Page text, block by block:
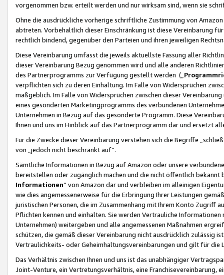
vorgenommen bzw. erteilt werden und nur wirksam sind, wenn sie
Ohne die ausdrückliche vorherige schriftliche Zustimmung von
abtreten. Vorbehaltlich dieser Einschränkung ist diese Vereinbarung
rechtlich bindend, gegenüber den Parteien und ihren jeweiligen
Diese Vereinbarung umfasst die jeweils aktuellste Fassung aller
dieser Vereinbarung Bezug genommen wird und alle anderen
des Partnerprogramms zur Verfügung gestellt werden („
verpflichten sich zu deren Einhaltung. Im Falle von Widersprüchen
maßgeblich. Im Falle von Widersprüchen zwischen dieser
eines gesonderten Marketingprogramms des verbundenen
Unternehmen in Bezug auf das gesonderte Programm. Diese
Ihnen und uns im Hinblick auf das Partnerprogramm dar und ersetzt
Für die Zwecke dieser Vereinbarung verstehen sich die Begriffe
von „jedoch nicht beschränkt auf“.
Sämtliche Informationen in Bezug auf Amazon oder unsere
bereitstellen oder zugänglich machen und die nicht öffentlich
Informationen“ von Amazon dar und verbleiben im alleinigen
wie dies angemessenerweise für die Erbringung Ihrer Leistungen
juristischen Personen, die im Zusammenhang mit Ihrem Konto
Pflichten kennen und einhalten. Sie werden Vertrauliche
Unternehmen) weitergeben und alle angemessenen Maßnahmen
schützen, die gemäß dieser Vereinbarung nicht ausdrücklich zulässig
Vertraulichkeits- oder Geheimhaltungsvereinbarungen und gilt für die
Das Verhältnis zwischen Ihnen und uns ist das unabhängiger
Joint-Venture, ein Vertretungsverhältnis, eine Franchisevereinbarung,